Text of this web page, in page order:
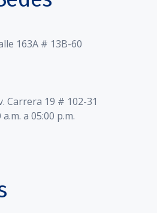
163A # 13B-60
Carrera 19 # 102-31
a 05:00 p.m.